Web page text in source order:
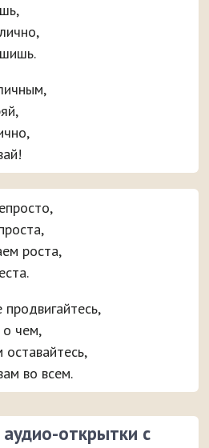
можно отправить на
с сайта.
роста,
о чем,
во всем.
открытки с